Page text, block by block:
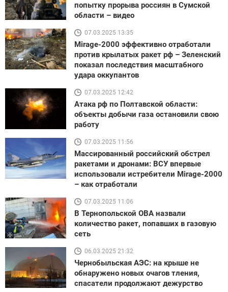
попытку прорыва россиян в Сумской
области – видео
07.03.2025 13:35
Mirage-2000 эффективно отработали
против крылатых ракет рф – Зеленский
показал последствия масштабного
удара оккупантов
07.03.2025 12:42
Атака рф по Полтавской области:
объекты добычи газа остановили свою
работу
07.03.2025 11:56
Массированный российский обстрел
ракетами и дронами: ВСУ впервые
использовали истребители Mirage-2000
– как отработали
07.03.2025 11:06
В Тернопольской ОВА назвали
количество ракет, попавших в газовую
сеть
06.03.2025 21:32
Чернобыльская АЭС: на крыше не
обнаружено новых очагов тления,
спасатели продолжают дежурство